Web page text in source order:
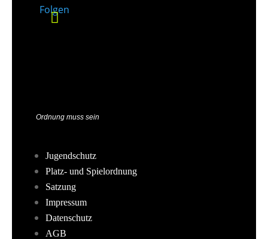
Folgen
Ordnung muss sein
Jugendschutz
Platz- und Spielordnung
Satzung
Impressum
Datenschutz
AGB